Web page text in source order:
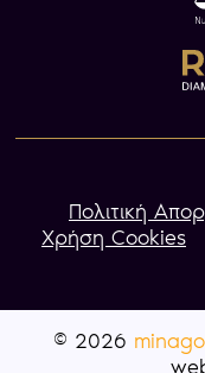
Πολιτική
Χρήση Cookies
© 2026